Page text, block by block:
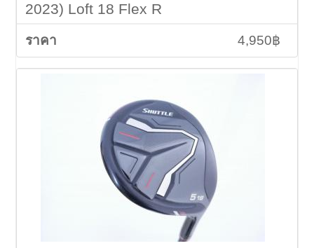
2023) Loft 18 Flex R
4,950฿